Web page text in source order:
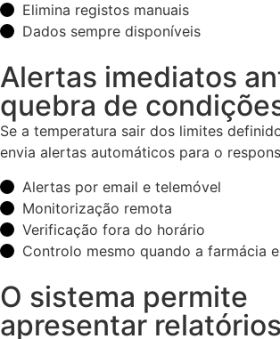
Elimina registos manuais
Dados sempre disponíveis
Alertas imediatos
quebra de
Se a temperatura sair dos limites
envia alertas automáticos para o
Alertas por email e telemóvel
Monitorização remota
Verificação fora do horário
Controlo mesmo quando a farmácia
O sistema permite
apresentar relatórios